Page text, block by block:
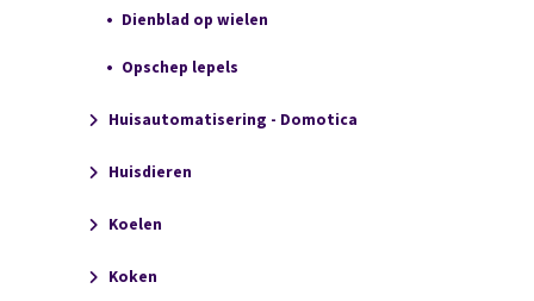
Dienblad op wielen
Opschep lepels
Huisautomatisering - Domotica
Huisdieren
Koelen
Koken